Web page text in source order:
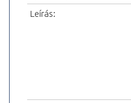
Leírás: